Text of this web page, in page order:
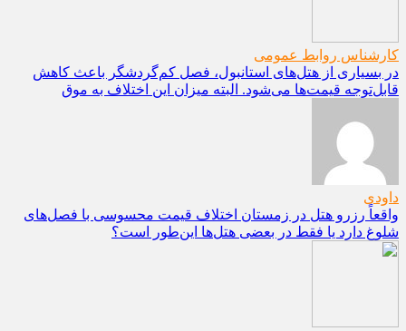
کارشناس روابط عمومی
در بسیاری از هتل‌های استانبول، فصل کم‌گردشگر باعث کاهش
قابل‌توجه قیمت‌ها می‌شود. البته میزان این اختلاف به موق
داودی
واقعاً رزرو هتل در زمستان اختلاف قیمت محسوسی با فصل‌های
شلوغ دارد یا فقط در بعضی هتل‌ها این‌طور است؟